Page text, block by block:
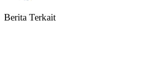
Berita Terkait